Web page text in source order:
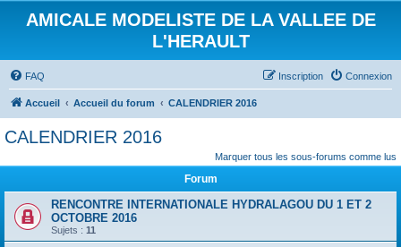
AMICALE MODELISTE DE LA VALLEE DE
L'HERAULT
FAQ Connexion
Inscription
Accueil Accueil du forum CALENDRIER 2016
CALENDRIER 2016
Marquer tous les sous-forums comme lus
Forum
RENCONTRE INTERNATIONALE HYDRALAGOU DU 1 ET 2
OCTOBRE 2016
Sujets : 11